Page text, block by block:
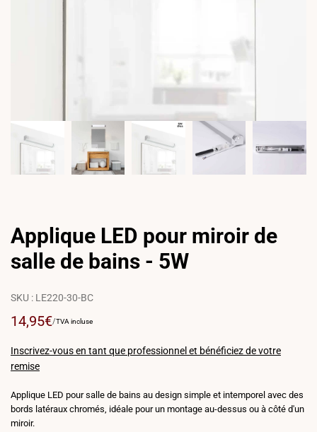
Applique LED pour miroir de
salle de bains - 5W
SKU : LE220-30-BC
Prix
vente
14,95€PRIX
/PAR
TVA incluse
Inscrivez-vous en tant que professionnel et bénéficiez de votre
remise
Applique LED pour salle de bains au design simple et intemporel avec des
bords latéraux chromés, idéale pour un montage au-dessus ou à côté d'un
miroir.